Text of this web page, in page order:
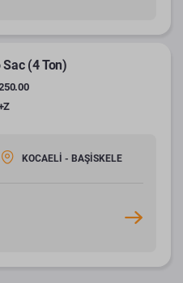
Sac (4 Ton)
KOCAELİ - BAŞİSKELE